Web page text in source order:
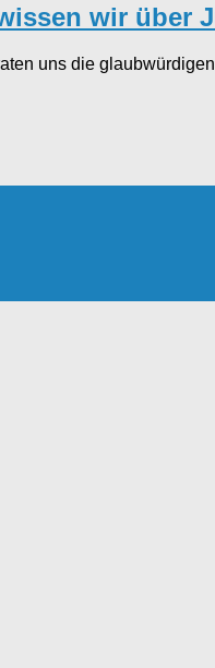
wir über
uns die